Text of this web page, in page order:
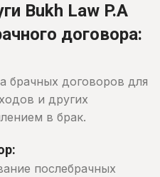
Bukh Law P.A
договора:
брачных договоров для
и других
в брак.
послебрачных